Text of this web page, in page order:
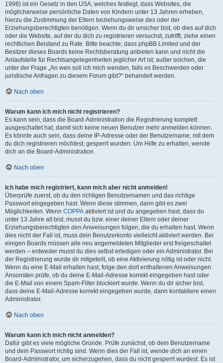
1998) ist ein Gesetz in den USA, welches festlegt, dass Websites, die
möglicherweise persönliche Daten von Kindern unter 13 Jahren erheben,
hierzu die Zustimmung der Eltern beziehungsweise des oder der
Erziehungsberechtigten benötigen. Wenn du dir unsicher bist, ob dies auf dich
oder die Website, auf der du dich zu registrieren versuchst, zutrifft, ziehe einen
rechtlichen Beistand zu Rate. Bitte beachte, dass phpBB Limited und der
Besitzer dieses Boards keine Rechtsberatung anbieten kann und nicht die
Anlaufstelle für Rechtsangelegenheiten jeglicher Art ist; außer solchen, die
unter der Frage „An wen soll ich mich wenden, falls es Beschwerden oder
juristische Anfragen zu diesem Forum gibt?“ behandelt werden.
Nach oben
Warum kann ich mich nicht registrieren?
Es kann sein, dass die Board-Administration die Registrierung komplett
ausgeschaltet hat, damit sich keine neuen Benutzer mehr anmelden können.
Es könnte auch sein, dass deine IP-Adresse oder der Benutzername, mit dem
du dich registrieren möchtest, gesperrt wurden. Um Hilfe zu erhalten, wende
dich an die Board-Administration.
Nach oben
Ich habe mich registriert, kann mich aber nicht anmelden!
Überprüfe zuerst, ob du den richtigen Benutzernamen und das richtige
Passwort eingegeben hast. Wenn diese stimmen, dann gibt es zwei
Möglichkeiten. Wenn COPPA aktiviert ist und du angegeben hast, dass du
unter 13 Jahre alt bist, musst du bzw. einer deiner Eltern oder deiner
Erziehungsberechtigten den Anweisungen folgen, die du erhalten hast. Wenn
dies nicht der Fall ist, muss dein Benutzerkonto vielleicht aktiviert werden. Bei
einigen Boards müssen alle neu angemeldeten Mitglieder erst freigeschaltet
werden – entweder musst du dies selbst erledigen oder ein Administrator. Bei
der Registrierung wurde dir mitgeteilt, ob eine Aktivierung nötig ist oder nicht.
Wenn du eine E-Mail erhalten hast, folge den dort enthaltenen Anweisungen.
Ansonsten prüfe, ob du deine E-Mail-Adresse korrekt eingegeben hast oder
die E-Mail von einem Spam-Filter blockiert wurde. Wenn du dir sicher bist,
dass deine E-Mail-Adresse korrekt eingegeben wurde, dann kontaktiere einen
Administrator.
Nach oben
Warum kann ich mich nicht anmelden?
Dafür gibt es viele mögliche Gründe. Prüfe zunächst, ob dein Benutzername
und dein Passwort richtig sind. Wenn dies der Fall ist, wende dich an einen
Board-Administrator, um sicherzugehen, dass du nicht gesperrt wurdest. Es ist